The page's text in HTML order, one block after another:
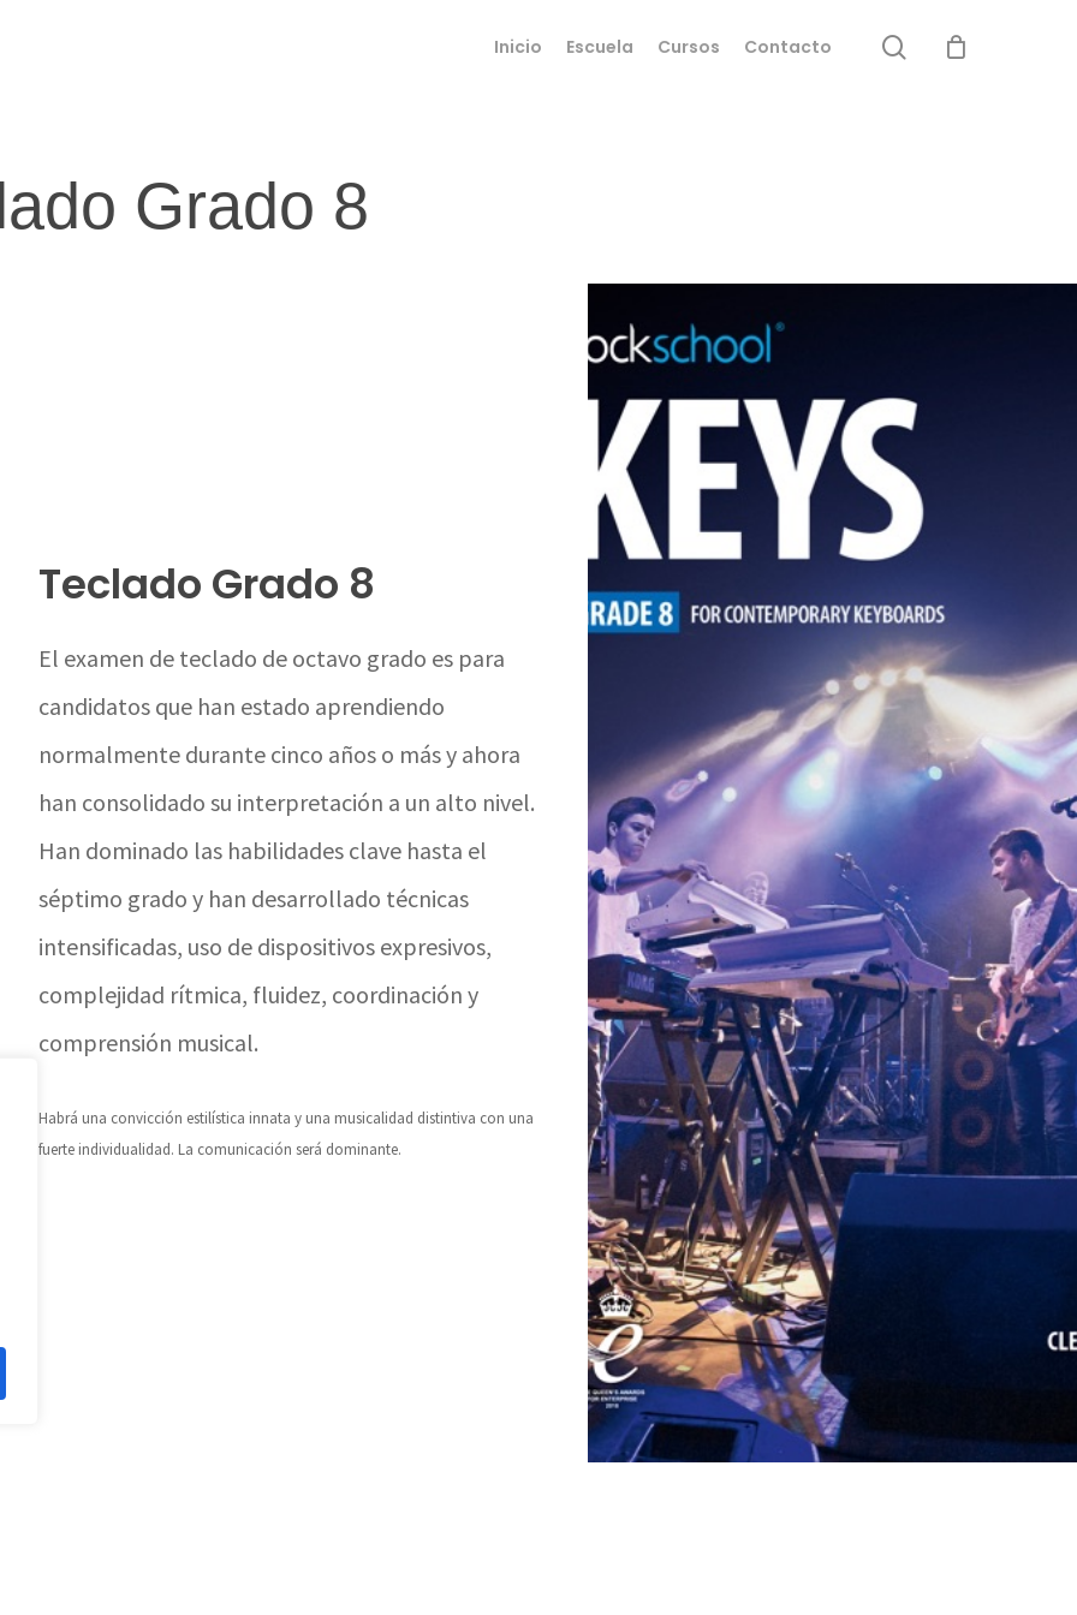
Inicio Escuela Cursos Contacto search
Grado 8
Teclado Grado 8
El examen de teclado de octavo grado es para
candidatos que han estado aprendiendo
normalmente durante cinco años o más y ahora
han consolidado su interpretación a un alto nivel.
Han dominado las habilidades clave hasta el
séptimo grado y han desarrollado técnicas
intensificadas, uso de dispositivos expresivos,
complejidad rítmica, fluidez, coordinación y
comprensión musical.
Habrá una convicción estilística innata y una musicalidad distintiva con una
fuerte individualidad. La comunicación será dominante.